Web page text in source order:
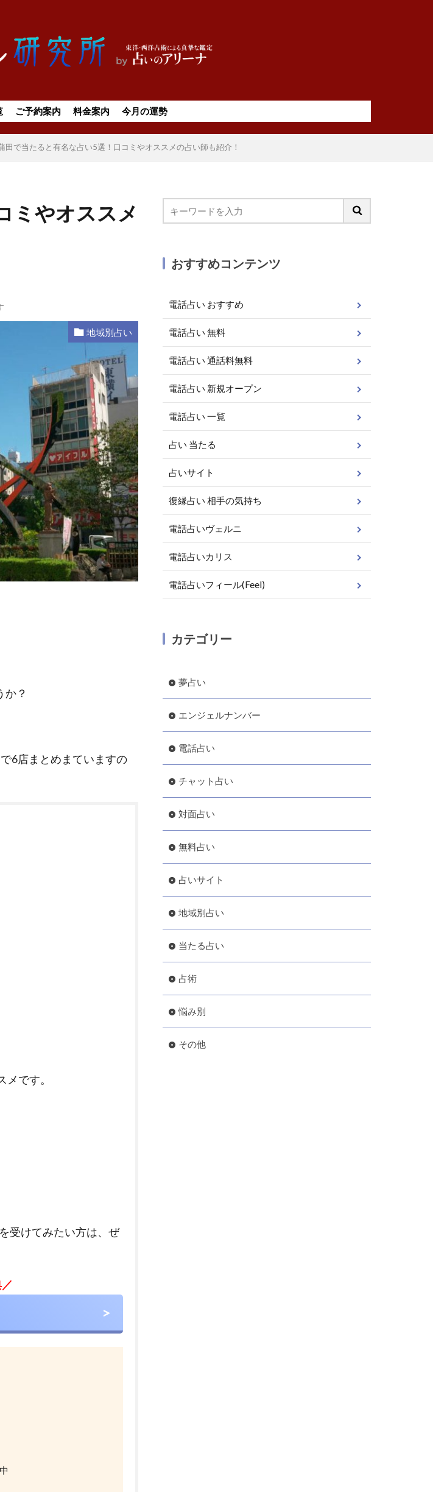
ご予約案内 料金案内 今月の運勢
田で当たると有名な占い5選！口コミやオススメの占い師も紹介！
ミやオススメ
地域別占い
か？
6店まとめまていますの
です。
受けてみたい方は、ぜ
おすすめコンテンツ
電話占い おすすめ
電話占い 無料
電話占い 通話料無料
電話占い 新規オープン
電話占い 一覧
占い 当たる
占いサイト
復縁占い 相手の気持ち
電話占いヴェルニ
電話占いカリス
電話占いフィール(Feel)
カテゴリー
夢占い
エンジェルナンバー
電話占い
チャット占い
対面占い
無料占い
占いサイト
地域別占い
当たる占い
占術
悩み別
その他